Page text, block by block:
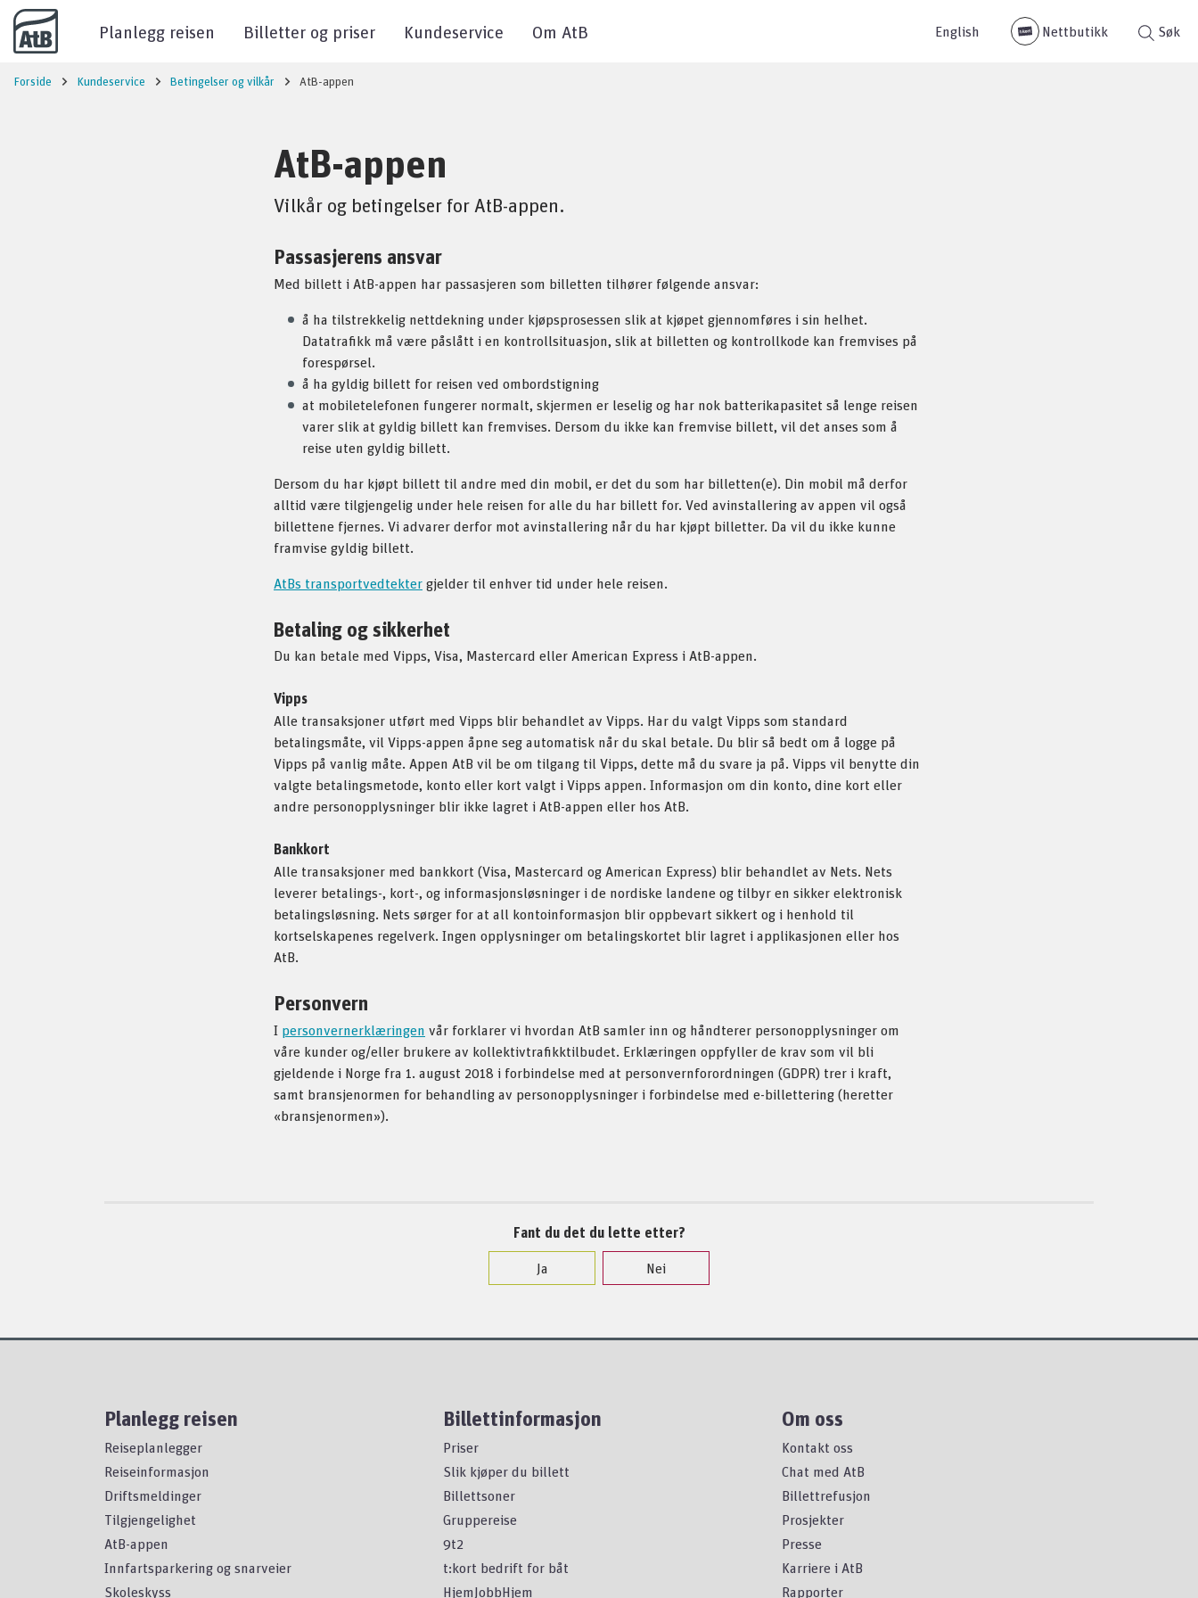
Til innhold
Planlegg reisen Billetter og priser Kundeservice Om AtB English Nettbutikk Søk
Forside Kundeservice Betingelser og vilkår AtB-appen
AtB-appen
Vilkår og betingelser for AtB-appen.
Passasjerens ansvar
Med billett i AtB-appen har passasjeren som billetten tilhører følgende ansvar:
å ha tilstrekkelig nettdekning under kjøpsprosessen slik at kjøpet gjennomføres i sin helhet.
Datatrafikk må være påslått i en kontrollsituasjon, slik at billetten og kontrollkode kan fremvises på
forespørsel.
å ha gyldig billett for reisen ved ombordstigning
at mobiletelefonen fungerer normalt, skjermen er leselig og har nok batterikapasitet så lenge reisen
varer slik at gyldig billett kan fremvises. Dersom du ikke kan fremvise billett, vil det anses som å
reise uten gyldig billett.
Dersom du har kjøpt billett til andre med din mobil, er det du som har billetten(e). Din mobil må derfor
alltid være tilgjengelig under hele reisen for alle du har billett for. Ved avinstallering av appen vil også
billettene fjernes. Vi advarer derfor mot avinstallering når du har kjøpt billetter. Da vil du ikke kunne
framvise gyldig billett.
AtBs transportvedtekter gjelder til enhver tid under hele reisen.
Betaling og sikkerhet
Du kan betale med Vipps, Visa, Mastercard eller American Express i AtB-appen.
Vipps
Alle transaksjoner utført med Vipps blir behandlet av Vipps. Har du valgt Vipps som standard
betalingsmåte, vil Vipps-appen åpne seg automatisk når du skal betale. Du blir så bedt om å logge på
Vipps på vanlig måte. Appen AtB vil be om tilgang til Vipps, dette må du svare ja på. Vipps vil benytte din
valgte betalingsmetode, konto eller kort valgt i Vipps appen. Informasjon om din konto, dine kort eller
andre personopplysninger blir ikke lagret i AtB-appen eller hos AtB.
Bankkort
Alle transaksjoner med bankkort (Visa, Mastercard og American Express) blir behandlet av Nets. Nets
leverer betalings-, kort-, og informasjonsløsninger i de nordiske landene og tilbyr en sikker elektronisk
betalingsløsning. Nets sørger for at all kontoinformasjon blir oppbevart sikkert og i henhold til
kortselskapenes regelverk. Ingen opplysninger om betalingskortet blir lagret i applikasjonen eller hos
AtB.
Personvern
I personvernerklæringen vår forklarer vi hvordan AtB samler inn og håndterer personopplysninger om
våre kunder og/eller brukere av kollektivtrafikktilbudet. Erklæringen oppfyller de krav som vil bli
gjeldende i Norge fra 1. august 2018 i forbindelse med at personvernforordningen (GDPR) trer i kraft,
samt bransjenormen for behandling av personopplysninger i forbindelse med e-billettering (heretter
«bransjenormen»).
Fant du det du lette etter?
Ja
Nei
Planlegg reisen
Reiseplanlegger
Reiseinformasjon
Driftsmeldinger
Tilgjengelighet
AtB-appen
Innfartsparkering og snarveier
Skoleskyss
Billettinformasjon
Priser
Slik kjøper du billett
Billettsoner
Gruppereise
9t2
t:kort bedrift for båt
HjemJobbHjem
Om oss
Kontakt oss
Chat med AtB
Billettrefusjon
Prosjekter
Presse
Karriere i AtB
Rapporter